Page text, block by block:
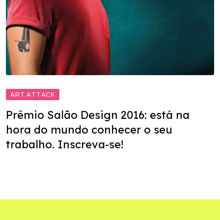
ART ATTACK
Prêmio Salão Design 2016: está na
hora do mundo conhecer o seu
trabalho. Inscreva-se!